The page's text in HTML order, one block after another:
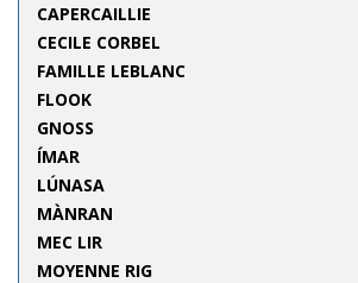
CAPERCAILLIE
CECILE CORBEL
FAMILLE LEBLANC
FLOOK
GNOSS
ÍMAR
LÚNASA
MÀNRAN
MEC LIR
MOYENNE RIG